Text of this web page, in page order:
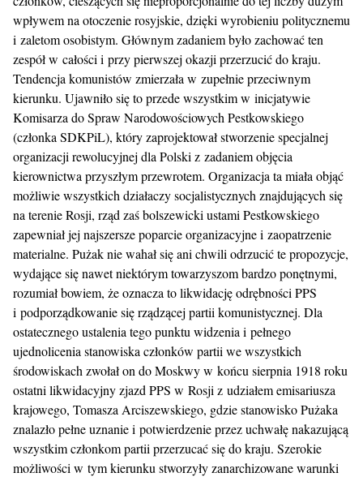
wpływem na otoczenie rosyjskie, dzięki wyrobieniu politycznemu
i zaletom osobistym. Głównym zadaniem było zachować ten
zespół w całości i przy pierwszej okazji przerzucić do kraju.
Tendencja komunistów zmierzała w zupełnie przeciwnym
kierunku. Ujawniło się to przede wszystkim w inicjatywie
Komisarza do Spraw Narodowościowych Pestkowskiego
(członka SDKPiL), który zaprojektował stworzenie specjalnej
organizacji rewolucyjnej dla Polski z zadaniem objęcia
kierownictwa przyszłym przewrotem. Organizacja ta miała objąć
możliwie wszystkich działaczy socjalistycznych znajdujących się
na terenie Rosji, rząd zaś bolszewicki ustami Pestkowskiego
zapewniał jej najszersze poparcie organizacyjne i zaopatrzenie
materialne. Pużak nie wahał się ani chwili odrzucić te propozycje,
wydające się nawet niektórym towarzyszom bardzo ponętnymi,
rozumiał bowiem, że oznacza to likwidację odrębności PPS
i podporządkowanie się rządzącej partii komunistycznej. Dla
ostatecznego ustalenia tego punktu widzenia i pełnego
ujednolicenia stanowiska członków partii we wszystkich
środowiskach zwołał on do Moskwy w końcu sierpnia 1918 roku
ostatni likwidacyjny zjazd PPS w Rosji z udziałem emisariusza
krajowego, Tomasza Arciszewskiego, gdzie stanowisko Pużaka
znalazło pełne uznanie i potwierdzenie przez uchwałę nakazującą
wszystkim członkom partii przerzucać się do kraju. Szerokie
możliwości w tym kierunku stworzyły zanarchizowane warunki